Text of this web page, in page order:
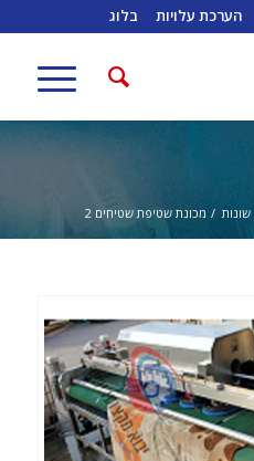
הערכת עלויות בלוג
שונות / מכונת שטיפת שטיחים 2